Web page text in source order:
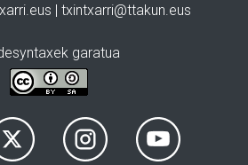
| txintxarri@ttakun.eus
garatua